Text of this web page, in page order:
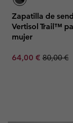
Zapatilla de
Vertisol Trail™
mujer
Sale price:
64,00 € Regular
80,00 €